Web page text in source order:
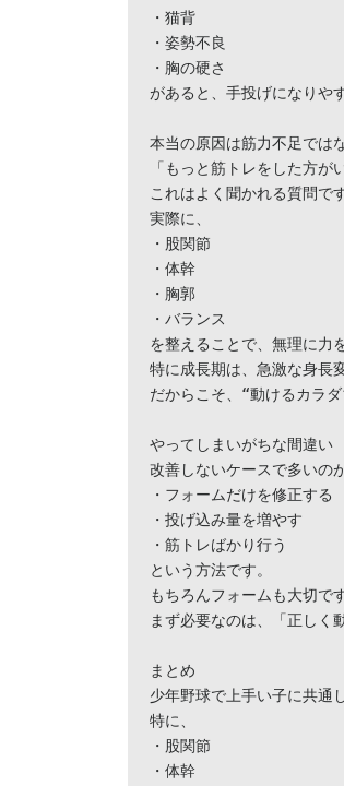
・猫背
・姿勢不良
・胸の硬さ
があると、手投げになりや
本当の原因は筋力不足では
「もっと筋トレをした方が
これはよく聞かれる質問で
実際に、
・股関節
・体幹
・胸郭
・バランス
を整えることで、無理に力
特に成長期は、急激な身長
だからこそ、“動けるカラ
やってしまいがちな間違い
改善しないケースで多いのが
・フォームだけを修正する
・投げ込み量を増やす
・筋トレばかり行う
という方法です。
もちろんフォームも大切で
まず必要なのは、「正しく
まとめ
少年野球で上手い子に共通
特に、
・股関節
・体幹